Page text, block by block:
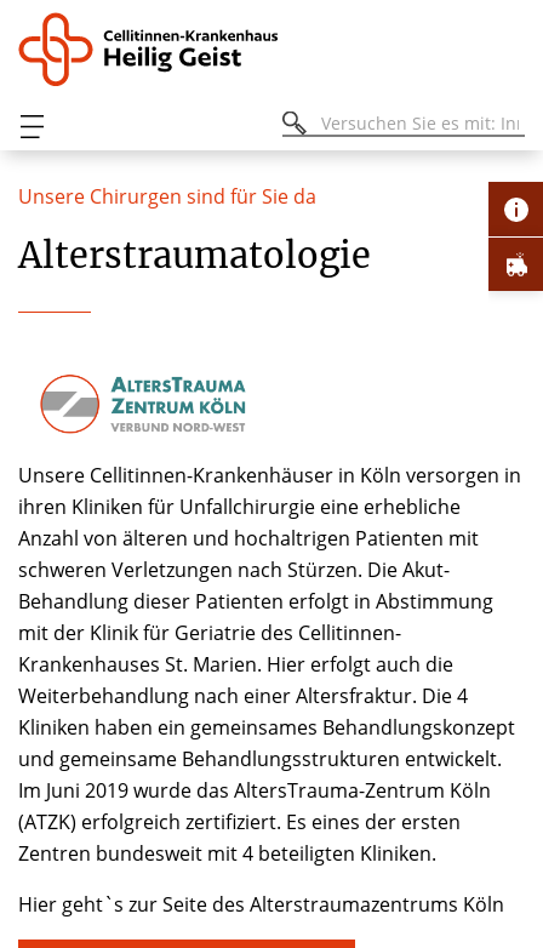
Unsere Chirurgen sind für Sie da
Alterstraumatologie
Unsere Cellitinnen-Krankenhäuser in Köln versorgen in
ihren Kliniken für Unfallchirurgie eine erhebliche
Anzahl von älteren und hochaltrigen Patienten mit
schweren Verletzungen nach Stürzen. Die Akut-
Behandlung dieser Patienten erfolgt in Abstimmung
mit der Klinik für Geriatrie des Cellitinnen-
Krankenhauses St. Marien. Hier erfolgt auch die
Weiterbehandlung nach einer Altersfraktur. Die 4
Kliniken haben ein gemeinsames Behandlungskonzept
und gemeinsame Behandlungsstrukturen entwickelt.
Im Juni 2019 wurde das AltersTrauma-Zentrum Köln
(ATZK) erfolgreich zertifiziert. Es eines der ersten
Zentren bundesweit mit 4 beteiligten Kliniken.
Hier geht`s zur Seite des Alterstraumazentrums Köln